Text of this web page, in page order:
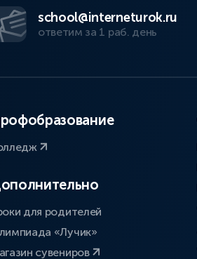
school@interneturok.ru
ответим за 1 раб. день
для родителей
«Лучик»
сувениров